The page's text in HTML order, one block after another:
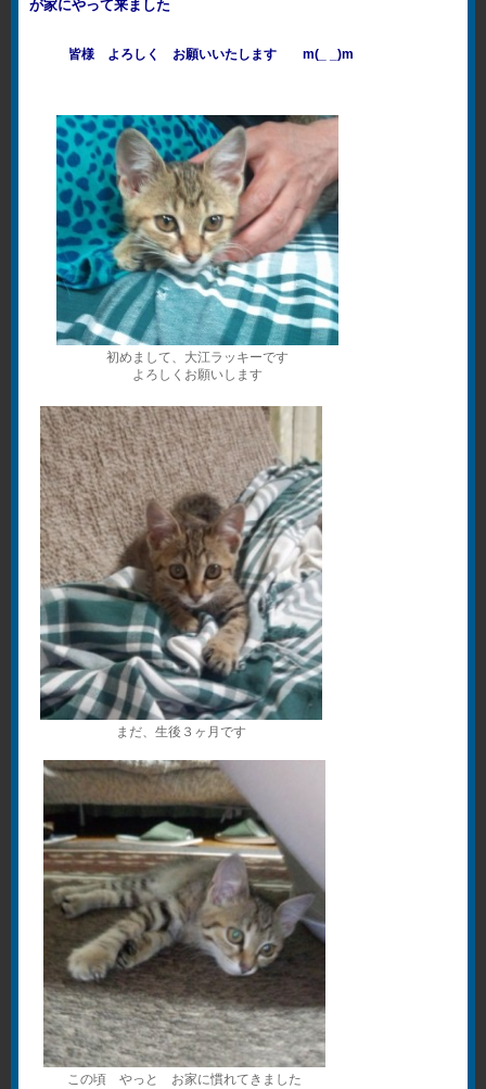
が家にやって来ました
皆様 よろしく お願いいたします m(_ _)m
初めまして、大江ラッキーです
よろしくお願いします
まだ、生後３ヶ月です
この頃 やっと お家に慣れてきました